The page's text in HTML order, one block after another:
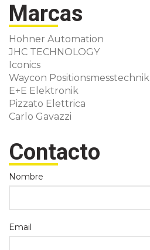
Marcas
Hohner Automation
JHC TECHNOLOGY
Iconics
Waycon Positionsmesstechnik
E+E Elektronik
Pizzato Elettrica
Carlo Gavazzi
Contacto
Nombre
Email